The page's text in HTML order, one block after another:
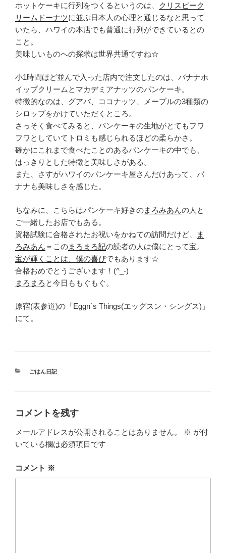
ホットケーキに行列をつくるというのは、
クリスピーク
リームドーナツに並ぶ日本人の心理と通じるなと思って
いたら、ハワイの本店でも普通に行列ができているとの
こと。
美味しいものへの探求は世界共通ですね☆
小1時間ほど並んで入った店内で注文したのは、バナナホ
イップクリームとマカデミアナッツのパンケーキ。
特徴的なのは、グアバ、ココナッツ、メープルの3種類の
シロップをかけていただくところ。
さっそく食べてみると、パンケーキの生地がとてもフワ
フワとしていてトロミも感じられるほどの柔らかさ。
確かにこれまで食べたことのあるパンケーキの中でも、
はっきりとした特徴と美味しさがある。
また、さすがハワイのパンケーキ屋さんだけあって、バ
ナナも美味しさを感じた。
ちなみに、こちらはパンケーキ好きのまろみあんの人と
ご一緒したお店でもある。
資格試験に合格されたお祝いをかねての訪問だけど、
ま
ろみあん ＝このまろまろ記の読者の人は僕にとって宝。
宝が輝くことは、僕の喜びでもあります☆
合格おめでとうございます！(^_-)
まろまろ と今日ももぐもぐ。
原宿(表参道)の「Eggn`s Things(エッグスン・シングス)」
にて。
カ
ごはん日記
コメントを残す
メールアドレスが公開されることはありません。 ※ が付
いている欄は必須項目です
コメント ※